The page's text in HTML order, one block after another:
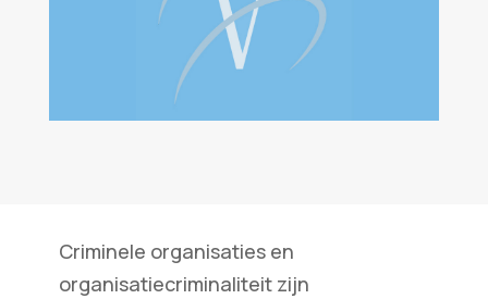
Criminele organisaties en
organisatiecriminaliteit zijn